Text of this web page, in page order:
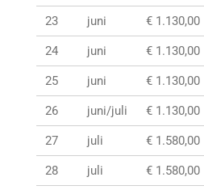
23 juni € 1.130,00
24 juni € 1.130,00
25 juni € 1.130,00
26 juni/juli € 1.130,00
27 juli € 1.580,00
28 juli € 1.580,00